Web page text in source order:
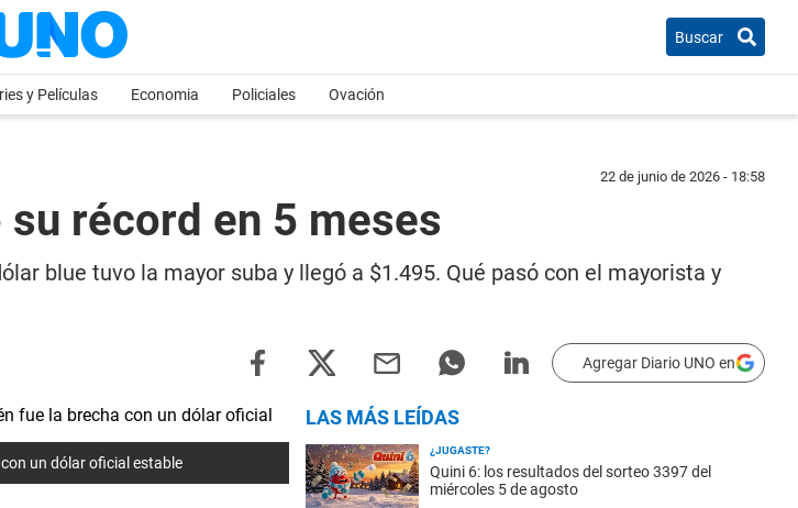
Buscar
y Películas Economia Policiales Ovación
22 de junio de 2026 - 18:58
récord en 5 meses
blue tuvo la mayor suba y llegó a $1.495. Qué pasó con el mayorista y
Agregar Diario UNO en
un dólar oficial estable
LAS MÁS LEÍDAS
¿JUGASTE?
Quini 6: los resultados del sorteo 3397 del
miércoles 5 de agosto